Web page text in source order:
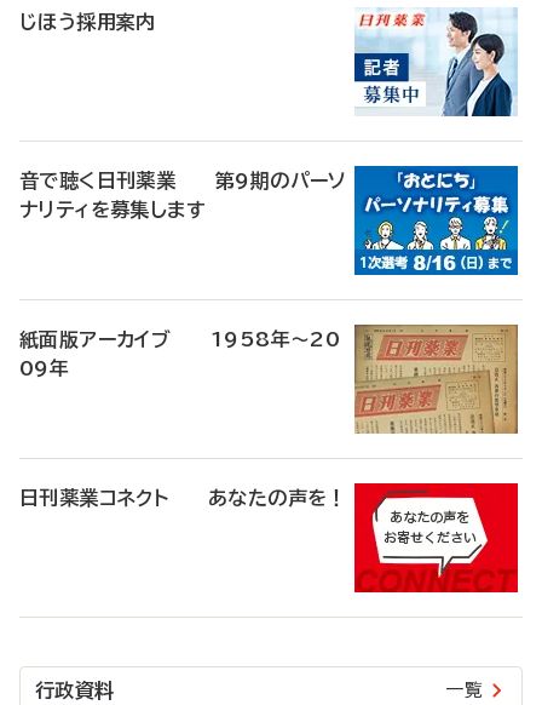
じほう採用案内
音で聴く日刊薬業 第9期のパーソ
ナリティを募集します
紙面版アーカイブ 1958年～20
09年
日刊薬業コネクト あなたの声を！
行政資料 一覧